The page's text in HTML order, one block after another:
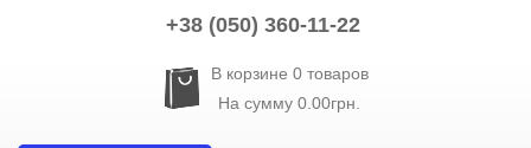
+38 (050) 360-11-22
В корзине 0товаров
На сумму 0.00грн.